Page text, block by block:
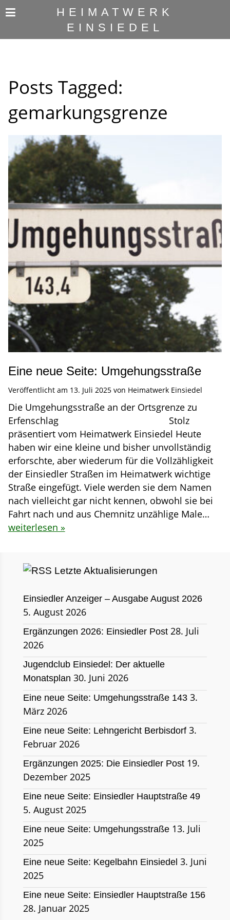
HEIMATWERK
EINSIEDEL
Posts Tagged:
gemarkungsgrenze
Eine neue Seite: Umgehungsstraße
Veröffentlicht am 13. Juli 2025von Heimatwerk Einsiedel
Die Umgehungsstraße an der Ortsgrenze zu
Erfenschlag Stolz
präsentiert vom Heimatwerk Einsiedel Heute
haben wir eine kleine und bisher unvollständig
erforschte, aber wiederum für die Vollzähligkeit
der Einsiedler Straßen im Heimatwerk wichtige
Straße eingefügt. Viele werden sie dem Namen
nach vielleicht gar nicht kennen, obwohl sie bei
Fahrt nach und aus Chemnitz unzählige Male…
weiterlesen »
Letzte Aktualisierungen
Einsiedler Anzeiger – Ausgabe August 2026
5. August 2026
Ergänzungen 2026: Einsiedler Post 28. Juli
2026
Jugendclub Einsiedel: Der aktuelle
Monatsplan 30. Juni 2026
Eine neue Seite: Umgehungsstraße 143 3.
März 2026
Eine neue Seite: Lehngericht Berbisdorf 3.
Februar 2026
Ergänzungen 2025: Die Einsiedler Post 19.
Dezember 2025
Eine neue Seite: Einsiedler Hauptstraße 49
5. August 2025
Eine neue Seite: Umgehungsstraße 13. Juli
2025
Eine neue Seite: Kegelbahn Einsiedel 3. Juni
2025
Eine neue Seite: Einsiedler Hauptstraße 156
28. Januar 2025